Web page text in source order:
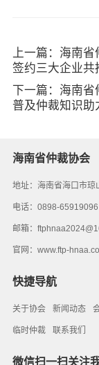
上一篇：海南省
签约三大企业共
下一篇：海南
普及仲裁知识助
海南省仲裁协会
地址：海南省海口市
电话：0898-65919096
邮箱：
官网： www.ftp-
快捷导航
关于协会 新闻动态
临时仲裁 联系我们
微信扫一扫关注